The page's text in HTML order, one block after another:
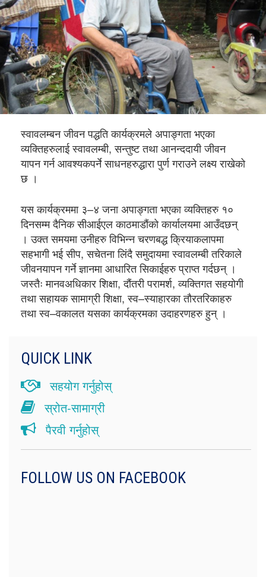
स्वावलम्बन जीवन पद्धति कार्यक्रमले अपाङ्गता भएका
व्यक्तिहरुलाई स्वावलम्बी, सन्तुष्ट तथा आनन्ददायी जीवन
यापन गर्न आवश्यकपर्ने साधनहरुद्धारा पुर्ण गराउने लक्ष्य राखेको
छ ।
यस कार्यक्रममा ३–४ जना अपाङ्गता भएका व्यक्तिहरु १०
दिनसम्म दैनिक सीआईएल काठमाडौंको कार्यालयमा आउँदछन्
। उक्त समयमा उनीहरु विभिन्न चरणबद्ध क्रियाकलापमा
सहभागी भई सीप, सचेतना लिंदै समुदायमा स्वावलम्बी तरिकाले
जीवनयापन गर्ने ज्ञानमा आधारित सिकाईहरु प्राप्त गर्दछन् ।
जस्तैः मानवअधिकार शिक्षा, दौंतरी परामर्श, व्यक्तिगत सहयोगी
तथा सहायक सामाग्री शिक्षा, स्व–स्याहारका तौरतरिकाहरु
तथा स्व–वकालत यसका कार्यक्रमका उदाहरणहरु हुन् ।
QUICK LINK
सहयोग गर्नुहोस्
स्रोत-सामाग्री
पैरवी गर्नुहोस्
FOLLOW US ON FACEBOOK